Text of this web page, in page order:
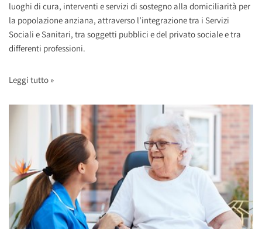
luoghi di cura, interventi e servizi di sostegno alla domiciliarità per
la popolazione anziana, attraverso l’integrazione tra i Servizi
Sociali e Sanitari, tra soggetti pubblici e del privato sociale e tra
differenti professioni.
Leggi tutto »